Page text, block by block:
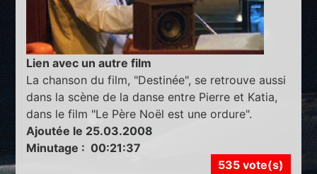
Lien avec un autre film
La chanson du film, "Destinée", se retrouve aussi
dans la scène de la danse entre Pierre et Katia,
dans le film "Le Père Noël est une ordure".
Ajoutée le 25.03.2008
Minutage : 00:21:37
535 vote(s)